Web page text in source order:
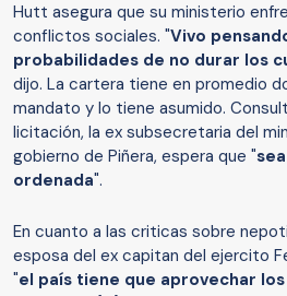
Hutt asegura que su ministerio
conflictos sociales. "Vivo
probabilidades de no durar los
dijo. La cartera tiene en promedio
mandato y lo tiene asumido.
licitación, la ex subsecretaria del
gobierno de Piñera, espera que "
ordenada".
En cuanto a las criticas sobre
esposa del ex capitan del ejercito
"el país tiene que aprovechar